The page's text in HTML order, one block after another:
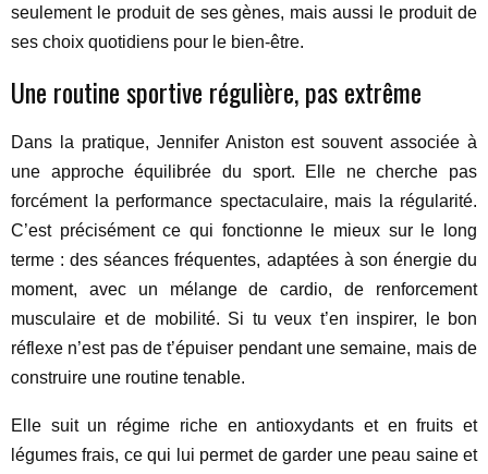
seulement le produit de ses gènes, mais aussi le produit de
ses choix quotidiens pour le bien-être.
Une routine sportive régulière, pas extrême
Dans la pratique, Jennifer Aniston est souvent associée à
une approche équilibrée du sport. Elle ne cherche pas
forcément la performance spectaculaire, mais la régularité.
C’est précisément ce qui fonctionne le mieux sur le long
terme : des séances fréquentes, adaptées à son énergie du
moment, avec un mélange de cardio, de renforcement
musculaire et de mobilité. Si tu veux t’en inspirer, le bon
réflexe n’est pas de t’épuiser pendant une semaine, mais de
construire une routine tenable.
Elle suit un régime riche en antioxydants et en fruits et
légumes frais, ce qui lui permet de garder une peau saine et